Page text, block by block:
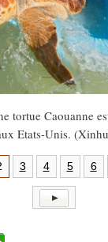
tortue Caouanne
Etats-Unis.
3 4 5 6